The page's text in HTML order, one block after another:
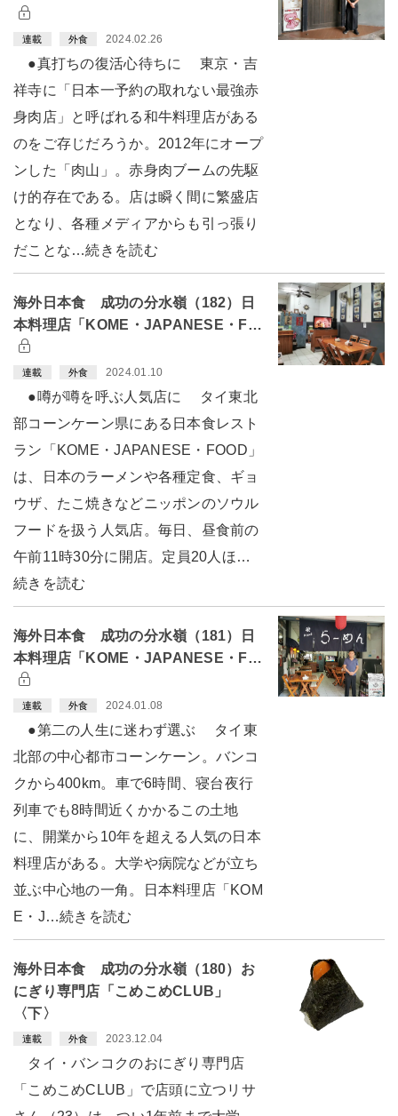
連載 外食 2024.02.26
●真打ちの復活心待ちに 東京・吉
祥寺に「日本一予約の取れない最強赤
身肉店」と呼ばれる和牛料理店がある
のをご存じだろうか。2012年にオープ
ンした「肉山」。赤身肉ブームの先駆
け的存在である。店は瞬く間に繁盛店
となり、各種メディアからも引っ張り
だことな…続きを読む
海外日本食 成功の分水嶺（182）日
本料理店「KOME・JAPANESE・F…
連載 外食 2024.01.10
●噂が噂を呼ぶ人気店に タイ東北
部コーンケーン県にある日本食レスト
ラン「KOME・JAPANESE・FOOD」
は、日本のラーメンや各種定食、ギョ
ウザ、たこ焼きなどニッポンのソウル
フードを扱う人気店。毎日、昼食前の
午前11時30分に開店。定員20人ほ…
続きを読む
海外日本食 成功の分水嶺（181）日
本料理店「KOME・JAPANESE・F…
連載 外食 2024.01.08
●第二の人生に迷わず選ぶ タイ東
北部の中心都市コーンケーン。バンコ
クから400km。車で6時間、寝台夜行
列車でも8時間近くかかるこの土地
に、開業から10年を超える人気の日本
料理店がある。大学や病院などが立ち
並ぶ中心地の一角。日本料理店「KOM
E・J…続きを読む
海外日本食 成功の分水嶺（180）お
にぎり専門店「こめこめCLUB」
〈下〉
連載 外食 2023.12.04
タイ・バンコクのおにぎり専門店
「こめこめCLUB」で店頭に立つリサ